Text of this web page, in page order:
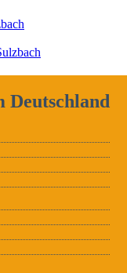
Deutschland